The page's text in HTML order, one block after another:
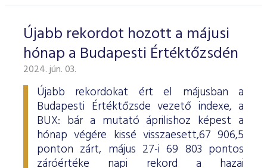
Újabb rekordot hozott a májusi
hónap a Budapesti Értéktőzsdén
2024. jún. 03.
Újabb rekordokat ért el májusban a
Budapesti Értéktőzsde vezető indexe, a
BUX: bár a mutató áprilishoz képest a
hónap végére kissé visszaesett,67 906,5
ponton zárt, május 27-i 69 803 pontos
záróértéke napi rekord a hazai